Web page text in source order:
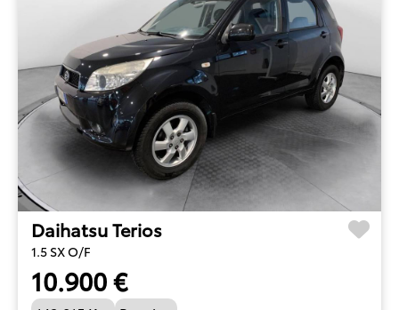
Daihatsu Terios
1.5 SX O/F
10.900 €